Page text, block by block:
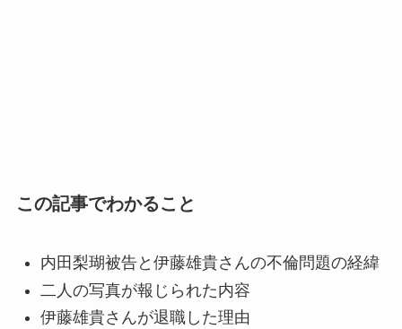
この記事でわかること
内田梨瑚被告と伊藤雄貴さんの不倫問題の経緯
二人の写真が報じられた内容
伊藤雄貴さんが退職した理由